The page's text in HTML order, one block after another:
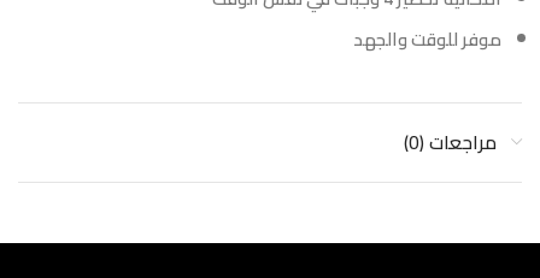
موفر للوقت والجهد
مراجعات (0)